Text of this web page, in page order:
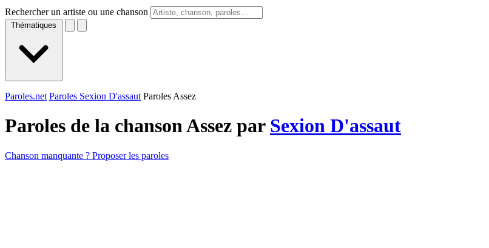
Rechercher un artiste ou une chanson
Thématiques
Paroles.net Paroles Sexion D'assaut Paroles Assez
Paroles de la chanson Assez par Sexion D'assaut
Chanson manquante ? Proposer les paroles